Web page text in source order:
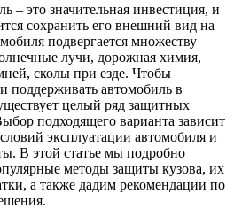
– это значительная инвестиция, и
сохранить его внешний вид на
подвергается множеству
лучи, дорожная химия,
сколы при езде. Чтобы
поддерживать автомобиль в
целый ряд защитных
подходящего варианта зависит
эксплуатации автомобиля и
В этой статье мы подробно
методы защиты кузова, их
а также дадим рекомендации по